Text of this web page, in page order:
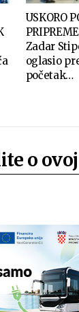
USKORO
Zadar
oglasio
početak…
o